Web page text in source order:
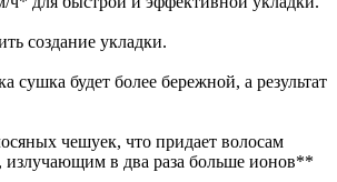
создание укладки.
будет более бережной, а результат
чешуек, что придает волосам
излучающим в два раза больше ионов**